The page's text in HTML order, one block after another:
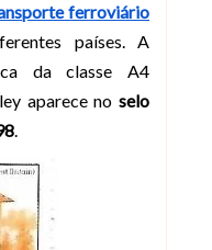
ferroviário
países. A
da classe A4
aparece no selo
.